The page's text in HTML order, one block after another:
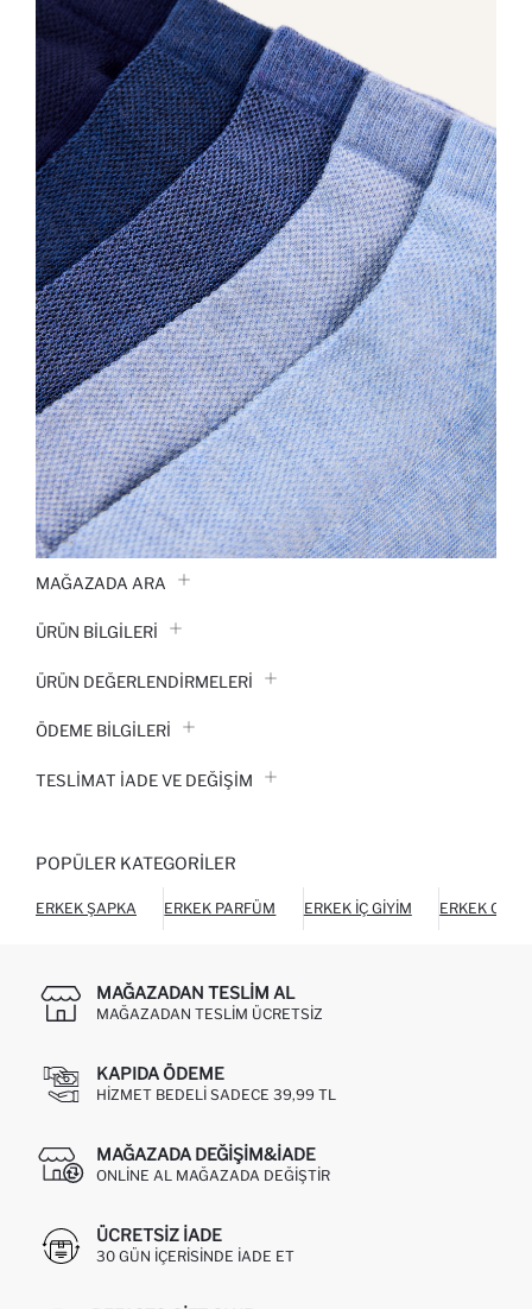
MAĞAZADA ARA
ÜRÜN BILGILERI
ÜRÜN DEĞERLENDİRMELERİ
ÖDEME BİLGİLERİ
TESLIMAT İADE VE DEĞIŞIM
POPÜLER KATEGORILER
ERKEK ŞAPKA ERKEK PARFÜM ERKEK İÇ GIYIM ERKEK
MAĞAZADAN TESLIM AL
MAĞAZADAN TESLIM ÜCRETSIZ
KAPIDA ÖDEME
HIZMET BEDELI SADECE 39,99 TL
MAĞAZADA DEĞIŞIM&İADE
ONLINE AL MAĞAZADA DEĞIŞTIR
ÜCRETSIZ IADE
30 GÜN IÇERISINDE IADE ET